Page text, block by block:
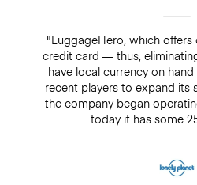
"LuggageHero, which
credit card — thus,
have local currency on
recent players to expand its
the company began
today it has some